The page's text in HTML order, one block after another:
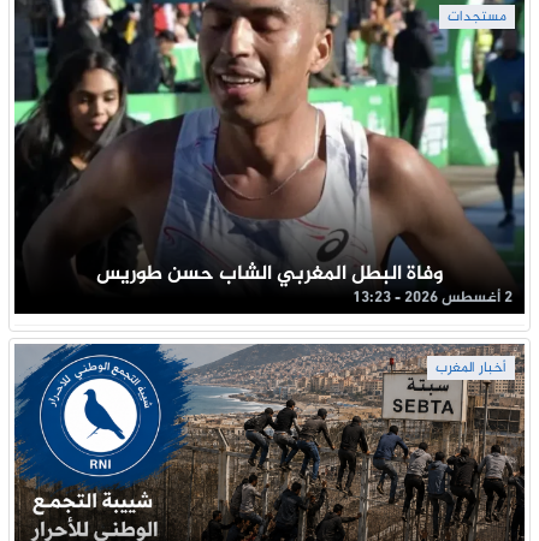
مستجدات
وفاة البطل المغربي الشاب حسن طوريس
2 أغسطس 2026 - 13:23
أخبار المغرب